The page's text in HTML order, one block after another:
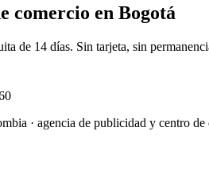
comercio en Bogotá
de 14 días. Sin tarjeta, sin
· agencia de publicidad y centro